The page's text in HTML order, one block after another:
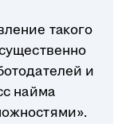
такого
и
найма